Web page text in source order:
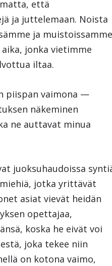
että
ja juttelemaan. Noista
ja
jonka vietimme
iltaa.
piispan vaimona —
näkeminen
ne auttavat minua
juoksuhaudoissa
jotka yrittävät
asiat vievät heidän
opettajaa,
koska he eivät voi
joka tekee niin
on kotona vaimo,